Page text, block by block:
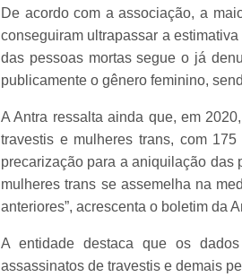
De acordo com a associação, a
conseguiram ultrapassar a
das pessoas mortas segue o já
publicamente o gênero feminino,
A Antra ressalta ainda que, em
travestis e mulheres trans, com
precarização para a aniquilação das
mulheres trans se assemelha na
anteriores”, acrescenta o boletim da
A entidade destaca que os
assassinatos de travestis e demais